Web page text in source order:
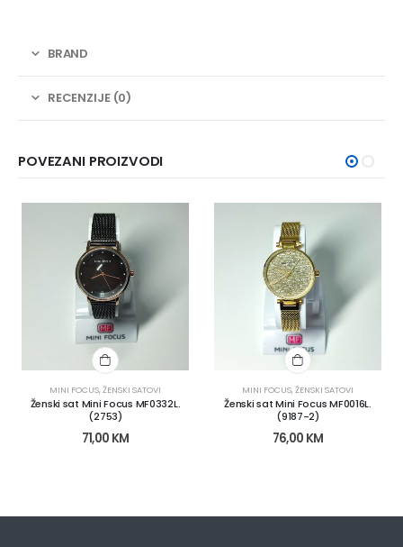
BRAND
RECENZIJE (0)
POVEZANI PROIZVODI
MINI FOCUS,ŽENSKI SATOVI
Ženski sat Mini Focus MF0332L.
(2753)
71,00 KM
MINI FOCUS,ŽENSKI SATOVI
Ženski sat Mini Focus MF0016L.
(9187-2)
76,00 KM